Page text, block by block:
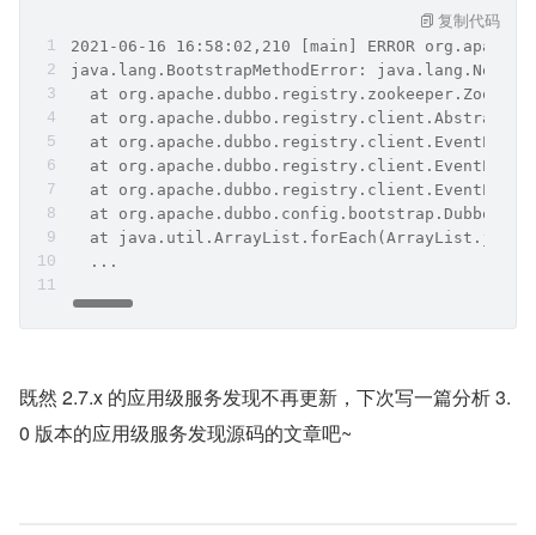
2021-06-16 16:58:02,210 [main] ERROR
java.lang.BootstrapMethodError:
at
at
at
at
at
at
at
  ...
复制代码
既然 2.7.x 的应用级服务发现不再更新，下次写一篇分析 3.
0 版本的应用级服务发现源码的文章吧~